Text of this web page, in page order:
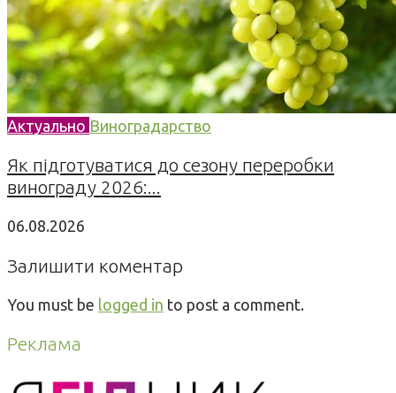
Актуально Виноградарство
Як підготуватися до сезону переробки
винограду 2026:...
06.08.2026
Залишити коментар
You must be logged in to post a comment.
Реклама